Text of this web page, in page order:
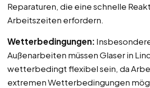
Reparaturen, die eine schnelle
Arbeitszeiten erfordern.
Wetterbedingungen:
Außenarbeiten müssen Glaser in
wetterbedingt flexibel sein, da
extremen Wetterbedingungen